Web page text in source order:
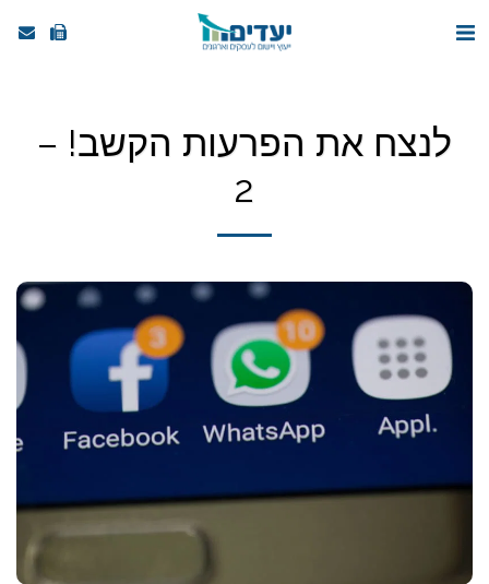
לנצח את הפרעות הקשב! –
2